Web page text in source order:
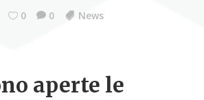
0 0 News
aperte le